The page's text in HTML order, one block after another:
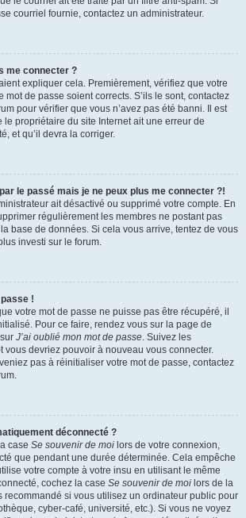
courriel fournie, contactez un administrateur.
me connecter ?
expliquer cela. Premièrement, vérifiez que votre
mot de passe soient corrects. S’ils le sont, contactez
pour vérifier que vous n’avez pas été banni. Il est
propriétaire du site Internet ait une erreur de
et qu’il devra la corriger.
le passé mais je ne peux plus me connecter ?!
ait désactivé ou supprimé votre compte. En
régulièrement les membres ne postant pas
base de données. Si cela vous arrive, tentez de vous
investi sur le forum.
!
votre mot de passe ne puisse pas être récupéré, il
Pour ce faire, rendez vous sur la page de
J’ai oublié mon mot de passe. Suivez les
vous devriez pouvoir à nouveau vous connecter.
pas à réinitialiser votre mot de passe, contactez
déconnecté ?
case Se souvenir de moi lors de votre connexion,
que pendant une durée déterminée. Cela empêche
votre compte à votre insu en utilisant le même
cochez la case Se souvenir de moi lors de la
recommandé si vous utilisez un ordinateur public pour
cyber-café, université, etc.). Si vous ne voyez